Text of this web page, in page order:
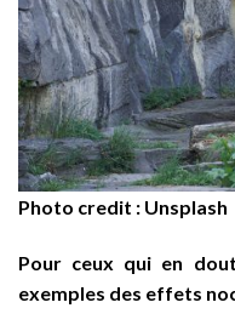
Photo credit : Unsplash
Pour ceux qui en
exemples des effets